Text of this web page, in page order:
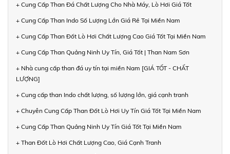
+ Cung Cấp Than Đá Chất Lượng Cho Nhà Máy, Lò Hơi Giá Tốt
+ Cung Cấp Than Indo Số Lượng Lớn Giá Rẻ Tại Miền Nam
+ Cung Cấp Than Đốt Lò Hơi Chất Lượng Cao Giá Tốt Tại Miền Nam
+ Cung Cấp Than Quảng Ninh Uy Tín, Giá Tốt | Than Nam Sơn
+ Nhà cung cấp than đá uy tín tại miền Nam [GIÁ TỐT - CHẤT
LƯỢNG]
+ Cung cấp than Indo chất lượng, số lượng lớn, giá cạnh tranh
+ Chuyên Cung Cấp Than Đốt Lò Hơi Uy Tín Giá Tốt Tại Miền Nam
+ Cung Cấp Than Quảng Ninh Uy Tín Giá Tốt Tại Miền Nam
+ Than Đốt Lò Hơi Chất Lượng Cao, Giá Cạnh Tranh